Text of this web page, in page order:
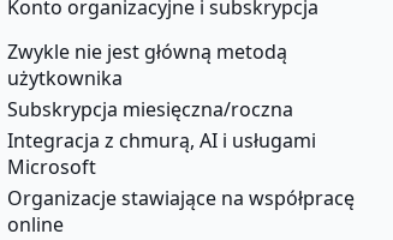
Konto organizacyjne i subskrypcja
Zwykle nie jest główną metodą
użytkownika
Subskrypcja miesięczna/roczna
Integracja z chmurą, AI i usługami
Microsoft
Organizacje stawiające na współpracę
online